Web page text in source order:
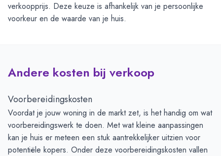
verkoopprijs. Deze keuze is afhankelijk van je persoonlijke
voorkeur en de waarde van je huis.
Andere kosten bij verkoop
Voorbereidingskosten
Voordat je jouw woning in de markt zet, is het handig om wat
voorbereidingswerk te doen. Met wat kleine aanpassingen
kan je huis er meteen een stuk aantrekkelijker uitzien voor
potentiële kopers. Onder deze voorbereidingskosten vallen